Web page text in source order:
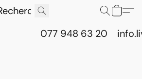
077 948 63 20